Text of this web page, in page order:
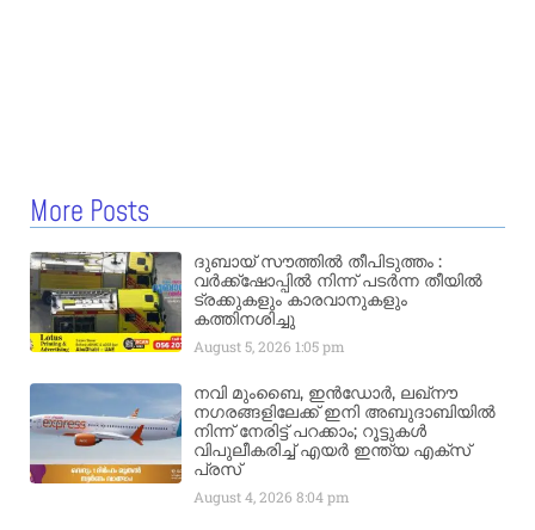
More Posts
ദുബായ് സൗത്തിൽ തീപിടുത്തം :
വർക്ക്‌ഷോപ്പിൽ നിന്ന് പടർന്ന തീയിൽ
ട്രക്കുകളും കാരവാനുകളും
കത്തിനശിച്ചു
August 5, 2026 1:05 pm
നവി മുംബൈ, ഇൻഡോർ, ലഖ്നൗ
നഗരങ്ങളിലേക്ക് ഇനി അബുദാബിയിൽ
നിന്ന് നേരിട്ട് പറക്കാം; റൂട്ടുകൾ
വിപുലീകരിച്ച് എയർ ഇന്ത്യ എക്സ്
പ്രസ്
August 4, 20268:04 pm